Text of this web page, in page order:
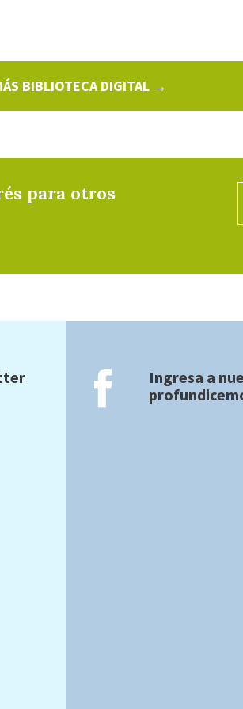
BIBLIOTECA DIGITAL →
para otros
Ingresa a